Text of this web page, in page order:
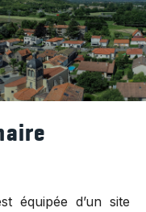
équipée d’un site